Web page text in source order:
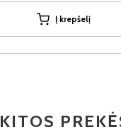
Į krepšelį
KITOS